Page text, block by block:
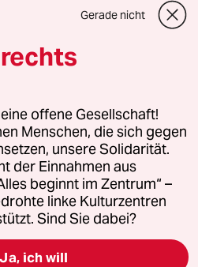
GmbH
Fragen oder für Genehmigungen
Kommune-Richtlinien
Impressum AGB
widerrufen (Ads)
Gerade nicht
offene Gesellschaft!
Menschen, die sich gegen
unsere Solidarität.
der Einnahmen aus
beginnt im Zentrum“ –
linke Kulturzentren
Sind Sie dabei?
Ja, ich will